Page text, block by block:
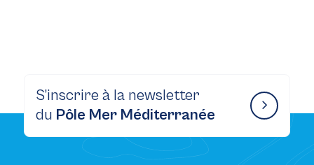
S’inscrire à la newsletter
du Pôle Mer Méditerranée